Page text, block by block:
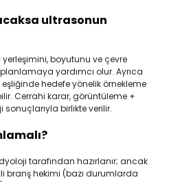
ultrasonun
boyutunu ve çevre
yardımcı olur. Ayrıca
hedefe yönelik örnekleme
Cerrahi karar, görüntüleme +
birlikte verilir.
tarafından hazırlanır; ancak
branş hekimi (bazı durumlarda